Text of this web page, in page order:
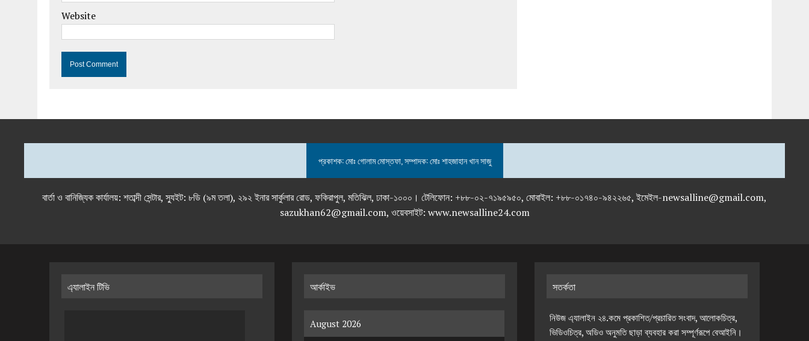
Website
প্রকাশক: মোঃ গোলাম মোস্তফা, সম্পাদক: মোঃ শাহজাহান খান সাজু
বার্তা ও বানিজ্যিক কার্যালয়: শতাব্দী সেন্টার, স্যুইট: ৮ডি (৯ম তলা), ২৯২ ইনার সার্কুলার রোড, ফকিরাপুল, মতিঝিল, ঢাকা-১০০০। টেলিফোন: +৮৮-০২-৭১৯৫৯৫০, মোবাইল: +৮৮-০১৭৪০-৯৪২২৬৫, ইমেইল-newsalline@gmail.com,
sazukhan62@gmail.com, ওয়েবসাইট: www.newsalline24.com
এ্যালাইন টিভি আর্কাইভ
August 2026
সতর্কতা
নিউজ এ্যালাইন ২৪.কমে প্রকাশিত/প্রচারিত সংবাদ, আলোকচিত্র,
ভিডিওচিত্র, অডিও অনুমতি ছাড়া ব্যবহার করা সম্পূর্ণরূপে বেআইনি।